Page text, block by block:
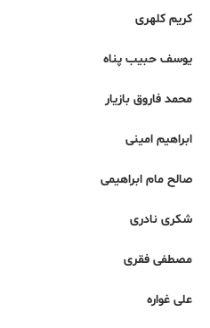
کریم کلهری
یوسف حبیب پناه‌
محمد فاروق بازیار
ابراهیم امینی
صالح مام ابراهیمی
شکری نادری
مصطفی فقری
علی غواره